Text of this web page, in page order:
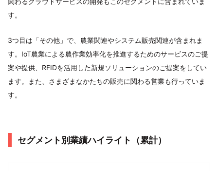
す。
3つ目は「その他」で、農業関連やシステム販売関連が含まれま
す。IoT農業による農作業効率化を推進するためのサービスのご提
案や提供、RFIDを活用した新規ソリューションのご提案をしてい
ます。また、さまざまなかたちの販売に関わる営業も行っていま
す。
セグメント別業績ハイライト（累計）